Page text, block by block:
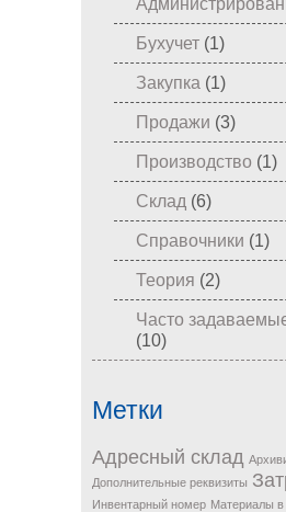
Бухучет (1)
Закупка (1)
Продажи (3)
Производство (1)
Склад (6)
Справочники (1)
Теория (2)
Часто
(10)
Метки
Адресный склад
Дополнительные реквизиты
Инвентарный номер Материалы в